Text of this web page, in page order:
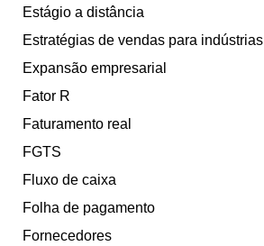
Estágio a distância
Estratégias de vendas para indústrias
Expansão empresarial
Fator R
Faturamento real
FGTS
Fluxo de caixa
Folha de pagamento
Fornecedores